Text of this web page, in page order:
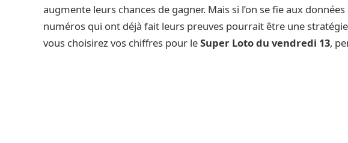
augmente leurs chances de gagner. Mais si l’on se fie aux
numéros qui ont déjà fait leurs preuves pourrait être une
vous choisirez vos chiffres pour leSuper Loto du vendredi 13,